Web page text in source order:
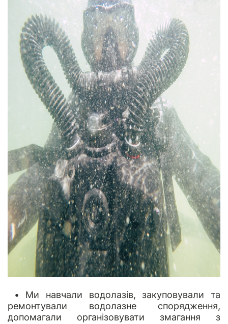
• Ми навчали водолазів, закуповували та
ремонтували водолазне спорядження,
допомагали організовувати змагання з